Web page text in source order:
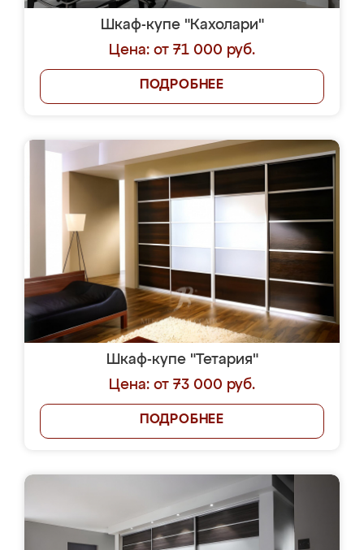
Шкаф-купе "Кахолари"
Цена: от 71 000 руб.
ПОДРОБНЕЕ
Шкаф-купе "Тетария"
Цена: от 73 000 руб.
ПОДРОБНЕЕ